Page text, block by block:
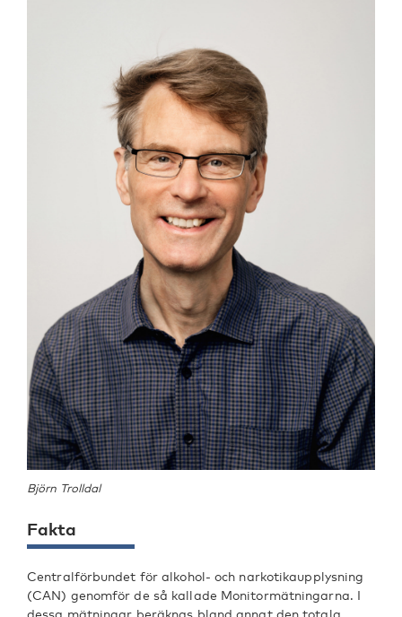
Björn Trolldal
Fakta
Centralförbundet för alkohol- och narkotikaupplysning
(CAN) genomför de så kallade Monitormätningarna. I